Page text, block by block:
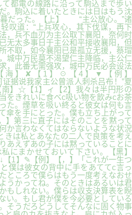
都電の線路に沿って駒込まで歩い
。駒込に着いたときには日はもう沈
暮だった。【上】 “主公放心。”诸
叹道：“上兵攻心，其下伐谋，再下
，兵不血刃为主公取下襄阳，奈何时
无太多事日于主公和平接收襄阳，但
不取，如今襄阳已是孤立无援，蔡瑁
城中万民莫不渴望仁主降临，主公仁
，此番无需强攻，城中万民必会设法
海】✘【1】☉【4】▼【例】
说我家主公曾派人刺杀吕布！”夏
】☆【1】ィ【2】我々は半円形の
をきれいに食べc吸い物を飲みcお茶
た。煙草を吸い終ると彼女は何も言
傘を手にとった。僕も立ち上がって
】第三に直子にはそのことを黙って
か言わなくてはならないような状況
きは私とあなたの二人で良策を考え
あえずあの子には黙っていることに
にまかせておいて下さい。【黑】
【1】✎【例】【，】「これが一生つ
僕は彼女の背中に手をあててc言っ
ところで僕らはもう一度考えなおせ
うかってね。そのときはあるいは君
もしれない。僕らは収支決算表を睨
い。もし君が僕を今必要としている
そうだろどうしてそんなに固く物事